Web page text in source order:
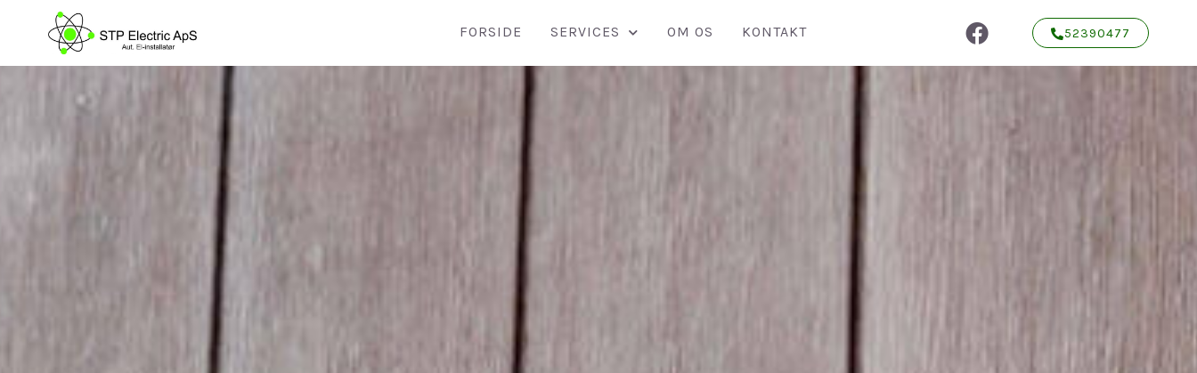
FORSIDE SERVICES OM OS KONTAKT 52390477